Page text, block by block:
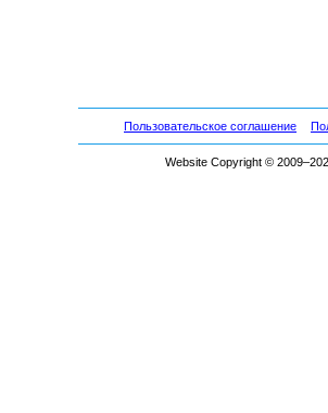
Пользовательское соглашение
Website Copyright ©